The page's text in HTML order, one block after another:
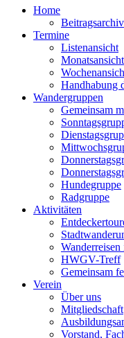
Home
Beitragsarchiv
Termine
Listenansicht
Monatsansicht
Handhabung
Wandergruppen
Gemeinsam
Hundegruppe
Radgruppe
Aktivitäten
HWGV-Treff
Gemeinsam
Verein
Über uns
Mitgliedschaft
Vorstand,